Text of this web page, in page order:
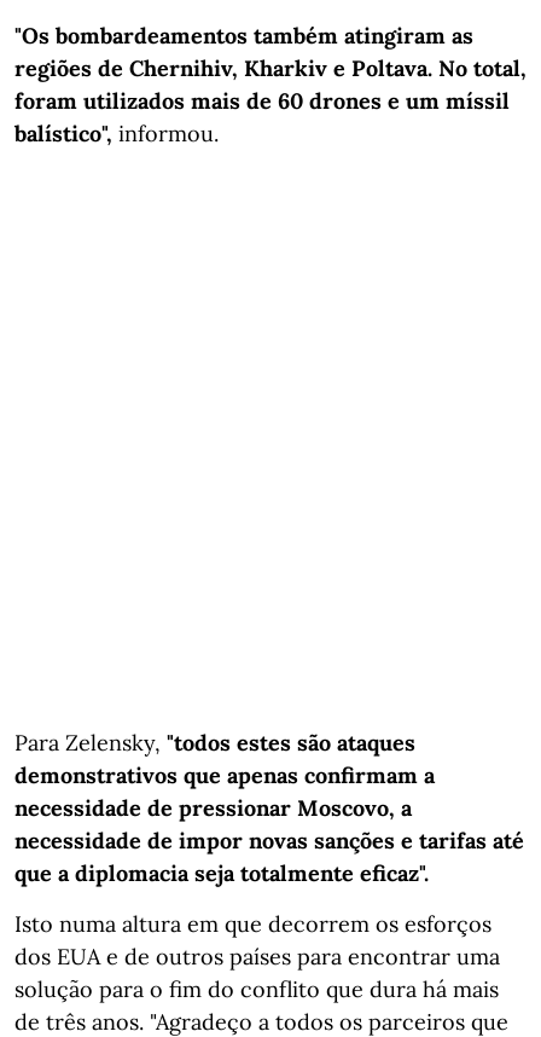
"Os bombardeamentos também atingiram as
regiões de Chernihiv, Kharkiv e Poltava. No total,
foram utilizados mais de 60 drones e um míssil
balístico", informou.
Para Zelensky, "todos estes são ataques
demonstrativos que apenas confirmam a
necessidade de pressionar Moscovo, a
necessidade de impor novas sanções e tarifas até
que a diplomacia seja totalmente eficaz".
Isto numa altura em que decorrem os esforços
dos EUA e de outros países para encontrar uma
solução para o fim do conflito que dura há mais
de três anos. "Agradeço a todos os parceiros que